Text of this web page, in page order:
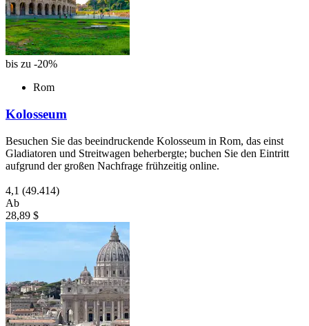
bis zu -20%
Rom
Kolosseum
Besuchen Sie das beeindruckende Kolosseum in Rom, das einst
Gladiatoren und Streitwagen beherbergte; buchen Sie den Eintritt
aufgrund der großen Nachfrage frühzeitig online.
4,1 (49.414)
Ab
28,89 $